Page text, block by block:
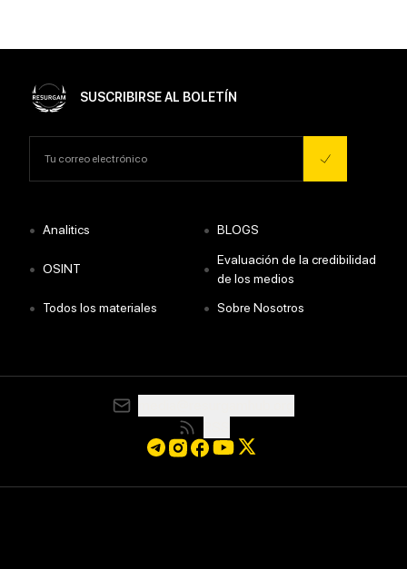
SUSCRIBIRSE AL BOLETÍN
• Analitics • BLOGS
• OSINT •
Evaluación de la credibilidad
de los medios
• Todos los materiales • Sobre Nosotros